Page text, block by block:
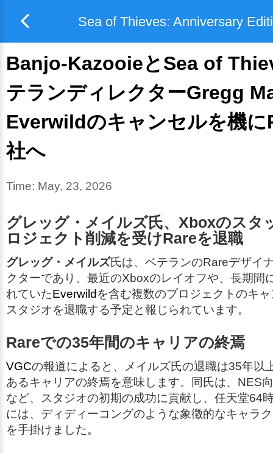
Sea of Thieves: Anniversary
Banjo-KazooieとSea of
テランディレクターGregg
Everwildのキャンセルを機に
社へ
Time: May, 23, 2026
グレッグ・メイルズ氏、Xboxのスタ
ロジェクト削減を受けRareを退職
グレッグ・メイルズ氏は、ベテランのRareデザイ
クターであり、最近のXboxのレイオフや、長期間
れていたEverwildを含む複数のプロジェクトのキ
スタジオを退職する予定と報じられています。
Rareでの35年間のキャリアの終焉
VGCの報道によると、メイルズ氏の退職は35年以
あるキャリアの終焉を意味します。同氏は、NES
など、スタジオの初期の成功に貢献し、任天堂64
には、ディディーコングのような象徴的なキャラ
を手掛けました。